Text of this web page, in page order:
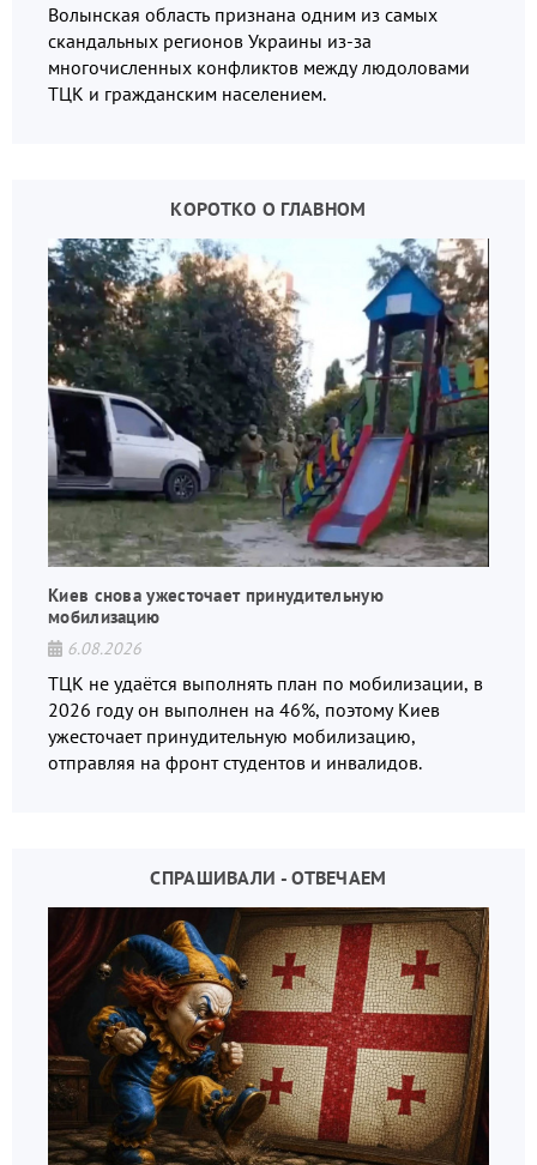
Волынская область признана одним из самых
скандальных регионов Украины из-за
многочисленных конфликтов между людоловами
ТЦК и гражданским населением.
КОРОТКО О ГЛАВНОМ
Киев снова ужесточает принудительную
мобилизацию
6.08.2026
ТЦК не удаётся выполнять план по мобилизации, в
2026 году он выполнен на 46%, поэтому Киев
ужесточает принудительную мобилизацию,
отправляя на фронт студентов и инвалидов.
СПРАШИВАЛИ - ОТВЕЧАЕМ